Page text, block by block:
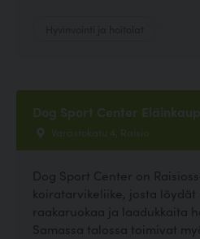
Dog Sport Center
Varastokatu 4, Raisio
Dog Sport Center on
koiratarvikeliike, josta
raakaruokaa ja laadukkaita
Samassa talossa toimivat